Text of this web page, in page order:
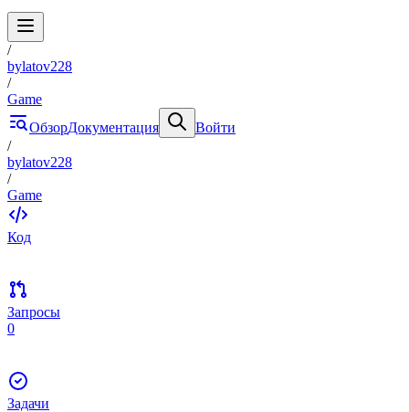
/
bylatov228
/
Game
ОбзорДокументация
Войти
/
bylatov228
/
Game
Код
Запросы
0
Задачи